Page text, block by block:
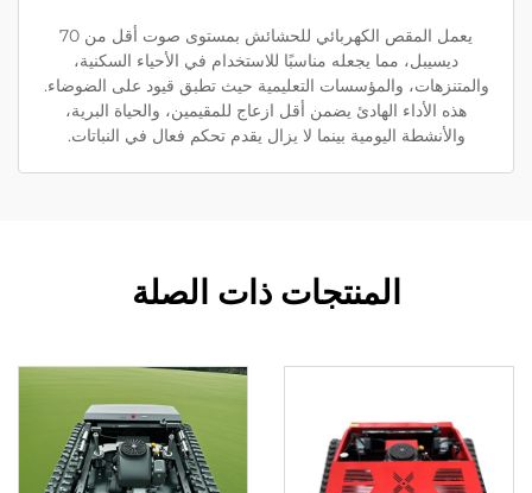
يعمل المقص الكهربائي للحشائش بمستوى صوت أقل من 70
ديسيبل، مما يجعله مناسبًا للاستخدام في الأحياء السكنية،
والمؤسسات التعليمية حيث تطبق قيود على الضوضاء.
هذه الأداء الهادئ يضمن أقل ازعاج للمقيمين، والحياة البرية،
والأنشطة اليومية بينما لا يزال يقدم تحكم فعال في النباتات.
المنتجات ذات الصلة